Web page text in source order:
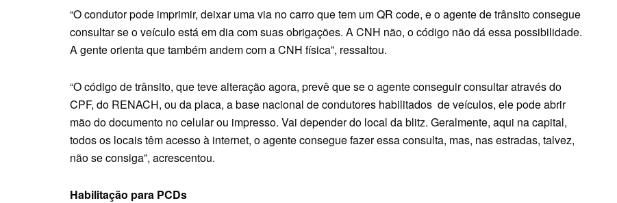
“O condutor pode imprimir, deixar uma via no carro que tem um QR code, e o agente de trânsito consegue
consultar se o veículo está em dia com suas obrigações. A CNH não, o código não dá essa possibilidade.
A gente orienta que também andem com a CNH física”, ressaltou.
“O código de trânsito, que teve alteração agora, prevê que se o agente conseguir consultar através do
CPF, do RENACH, ou da placa, a base nacional de condutores habilitados de veículos, ele pode abrir
mão do documento no celular ou impresso. Vai depender do local da blitz. Geralmente, aqui na capital,
todos os locais têm acesso à internet, o agente consegue fazer essa consulta, mas, nas estradas, talvez,
não se consiga”, acrescentou.
Habilitação para PCDs